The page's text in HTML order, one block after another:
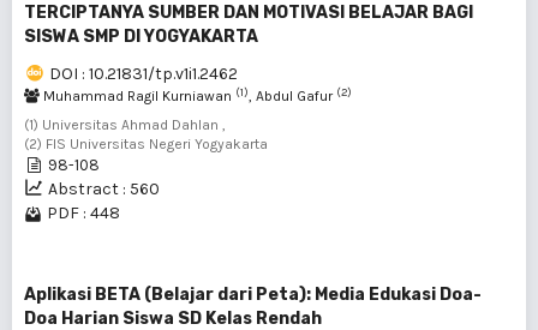
TERCIPTANYA SUMBER DAN MOTIVASI BELAJAR BAGI
SISWA SMP DI YOGYAKARTA
DOI : 10.21831/tp.v1i1.2462
Muhammad Ragil Kurniawan (1), Abdul Gafur (2)
(1) Universitas Ahmad Dahlan ,
(2) FIS Universitas Negeri Yogyakarta
98-108
Abstract : 560
PDF : 448
Aplikasi BETA (Belajar dari Peta): Media Edukasi Doa-
Doa Harian Siswa SD Kelas Rendah